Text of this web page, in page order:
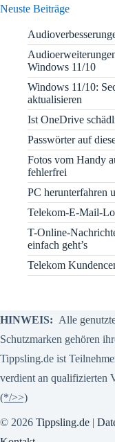
Neuste Beiträge
Windows 11/10
Windows 11/10:
aktualisieren
Ist OneDrive
Passwörter auf
Fotos vom Handy
fehlerfrei
PC herunterfahren
Telekom-E-Mail-
T-Online-
einfach geht’s
Telekom
HINWEIS: Alle
Schutzmarken gehören
Tippsling.de ist
verdient an qualifizierten
(*/>>)
© 2026 Tippsling.de |